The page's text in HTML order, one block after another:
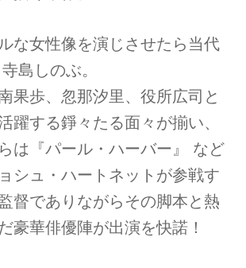
な女性像を演じさせたら当代
島しのぶ。
果歩、忽那汐里、役所広司と
躍する錚々たる面々が揃い、
は『パール・ハーバー』 など
シュ・ハートネットが参戦す
督でありながらその脚本と熱
豪華俳優陣が出演を快諾！